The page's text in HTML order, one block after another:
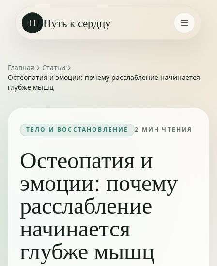
П Путь к сердцу
Главная
Статьи
Остеопатия и эмоции: почему расслабление начинается
глубже мышц
ТЕЛО И ВОССТАНОВЛЕНИЕ 2 МИН ЧТЕНИЯ
Остеопатия и
эмоции: почему
расслабление
начинается
глубже мышц